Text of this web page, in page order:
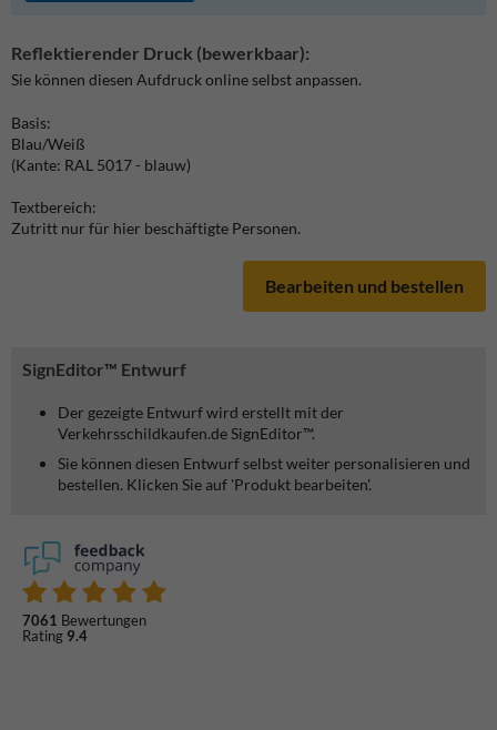
SignEditor™ Entwurf
Der gezeigte Entwurf wird erstellt mit der
Verkehrsschildkaufen.de SignEditor™.
Sie können diesen Entwurf selbst weiter personalisieren und
bestellen. Klicken Sie auf 'Produkt bearbeiten'.
7061 Bewertungen
Rating 9.4
Reflektierender Druck (bewerkbaar):
Sie können diesen Aufdruck online selbst anpassen.
Basis:
Blau/Weiß
(Kante: RAL 5017 - blauw)
Textbereich:
Zutritt nur für hier beschäftigte Personen.
Bearbeiten und bestellen